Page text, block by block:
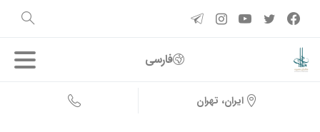
فارسی
ایران، تهران